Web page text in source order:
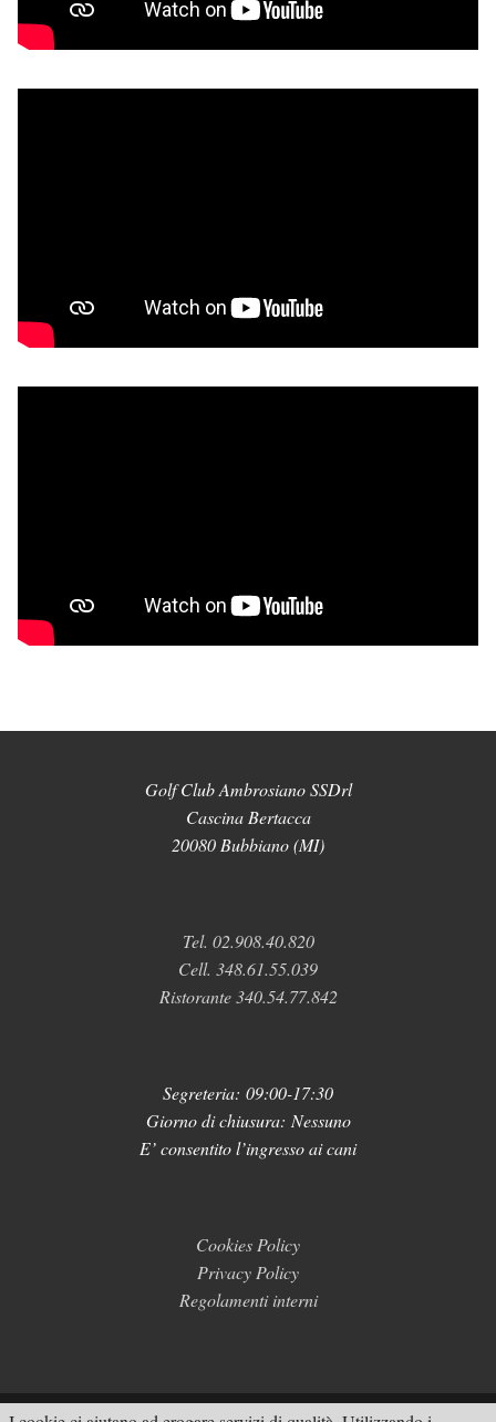
Golf Club Ambrosiano SSDrl
Cascina Bertacca
20080 Bubbiano (MI)
Tel. 02.908.40.820
Cell. 348.61.55.039
Ristorante 340.54.77.842
Segreteria: 09:00-17:30
Giorno di chiusura: Nessuno
E’ consentito l’ingresso ai cani
Cookies Policy
Privacy Policy
Regolamenti interni